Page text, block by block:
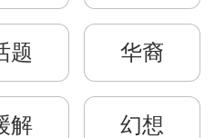
题 华裔
解 幻想